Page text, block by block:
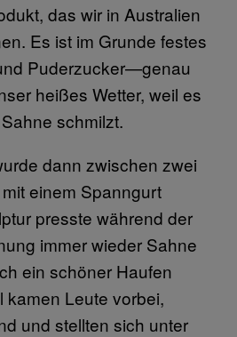
das wir in Australien
Es ist im Grunde festes
Puderzucker—genau
heißes Wetter, weil es
schmilzt.
dann zwischen zwei
einem Spanngurt
presste während der
immer wieder Sahne
ein schöner Haufen
kamen Leute vorbei,
und stellten sich unter